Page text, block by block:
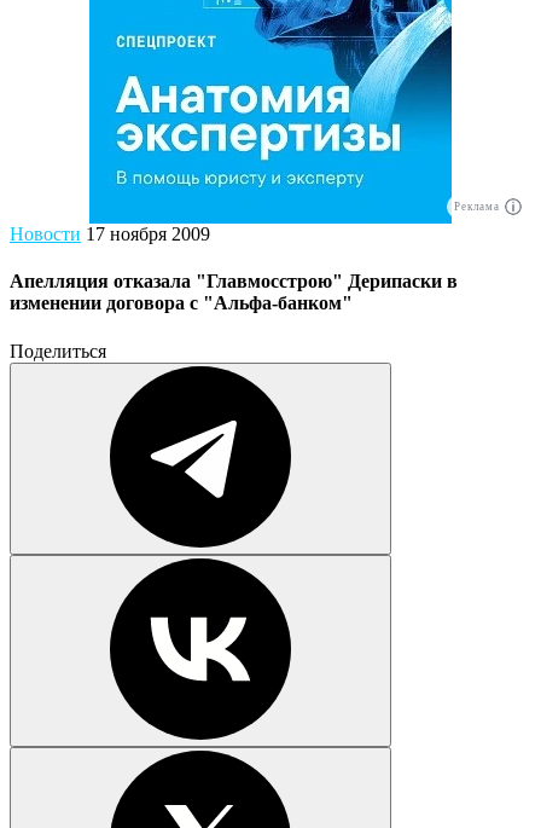
Реклама
Новости 17 ноября 2009
Апелляция отказала "Главмосстрою" Дерипаски в
изменении договора с "Альфа-банком"
Поделиться